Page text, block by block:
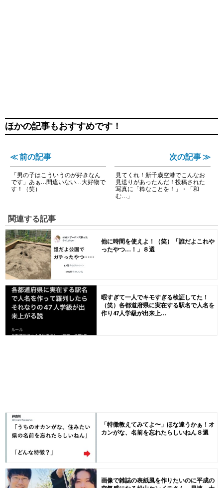
ほかの記事もおすすめです！
≪ 前の記事
「男の子はこういうのが好きなん
です」あぁ…間違いない…大好物で
す！（笑）
次の記事 ≫
見てくれ！新千歳空港でこんなお
見送りがあったんだ！投稿された
写真に「粋なことを！」・「和
む…」
関連する記事
他に時間を使えよ！（笑）「誰だよこれや
ったやつ…！」８選
暇すぎて一人でキモすぎる検証してた！
（笑）各都道府県に実在する駅名で人名を
作り47人学級が出来上...
「特徴教えてみてよ〜」ほな違うかぁ！オ
カンがな、名前を忘れたらしいねん８選
画像で雑誌の表紙風を作りたいのに平成の